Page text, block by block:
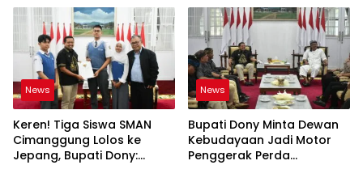
News
Keren! Tiga Siswa SMAN
Cimanggung Lolos ke
Jepang, Bupati Dony:
News
Bupati Dony Minta Dewan
Kebudayaan Jadi Motor
Penggerak Perda